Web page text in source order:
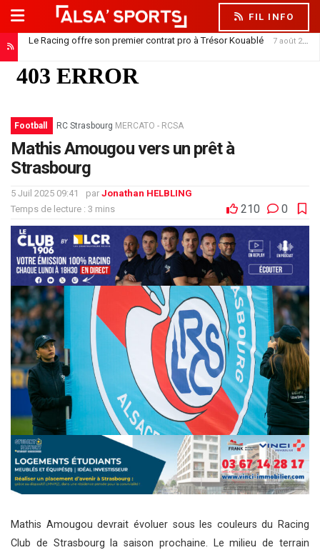
FIL INFO
Le Racing offre son premier contrat pro à Trésor Kouablé 7 août 2026
Football RC Strasbourg MERCATO - RCSA
Mathis Amougou vers un prêt à
Strasbourg
5 Juil 2025 09:41 par Jonathan HELBLING
Temps de lecture : 3 mins
210 0
Mathis Amougou devrait évoluer sous les couleurs du Racing
Club de Strasbourg la saison prochaine. Le milieu de terrain